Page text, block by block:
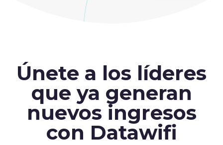
Únete a los líderes
que ya generan
nuevos ingresos
con Datawifi